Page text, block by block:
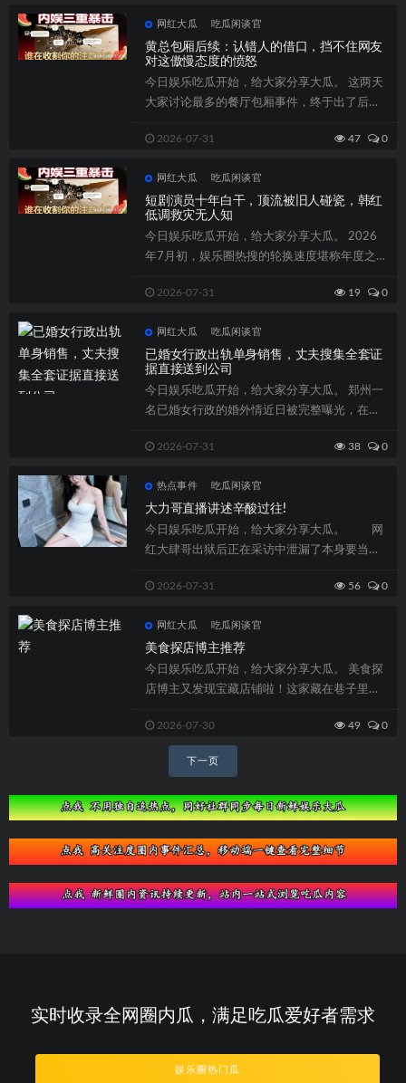
网红大瓜 吃瓜闲谈官
黄总包厢后续：认错人的借口，挡不住网友
对这傲慢态度的愤怒
今日娱乐吃瓜开始，给大家分享大瓜。 这两天
大家讨论最多的餐厅包厢事件，终于出了后续
2026-07-31 47 0
网红大瓜 吃瓜闲谈官
短剧演员十年白干，顶流被旧人碰瓷，韩红
低调救灾无人知
今日娱乐吃瓜开始，给大家分享大瓜。 2026
年7月初，娱乐圈热搜的轮换速度堪称年度之
2026-07-31 19 0
网红大瓜 吃瓜闲谈官
已婚女行政出轨单身销售，丈夫搜集全套证
据直接送到公司
今日娱乐吃瓜开始，给大家分享大瓜。 郑州一
名已婚女行政的婚外情近日被完整曝光，在本
2026-07-31 38 0
热点事件 吃瓜闲谈官
大力哥直播讲述辛酸过往!
今日娱乐吃瓜开始，给大家分享大瓜。 网
红大肆哥出狱后正在采访中泄漏了本身要当主
2026-07-31 56 0
网红大瓜 吃瓜闲谈官
美食探店博主推荐
今日娱乐吃瓜开始，给大家分享大瓜。 美食探
店博主又发现宝藏店铺啦！这家藏在巷子里的
2026-07-30 49 0
导
航
下一页
实时收录全网圈内瓜，满足吃瓜爱好者需求
娱乐圈热门瓜